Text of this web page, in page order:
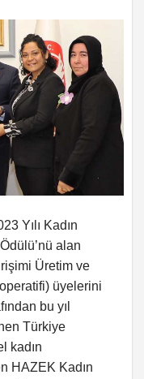
Yılı Kadın
alan
Üretim ve
üyelerini
bu yıl
Türkiye
kadın
HAZEK Kadın